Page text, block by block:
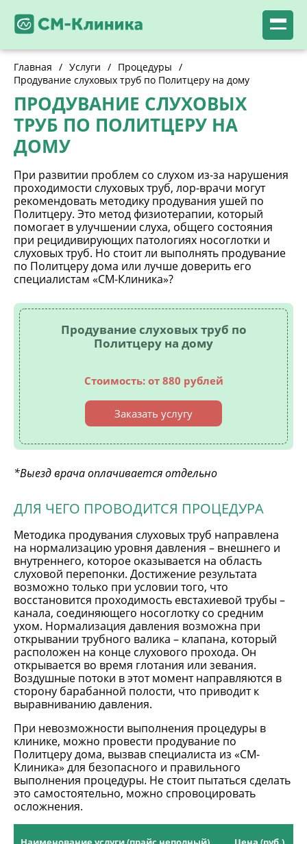
Главная / Услуги / Процедуры /
Продувание слуховых труб по Политцеру на дому
ПРОДУВАНИЕ СЛУХОВЫХ
ТРУБ ПО ПОЛИТЦЕРУ НА
ДОМУ
При развитии проблем со слухом из-за нарушения
проходимости слуховых труб, лор-врачи могут
рекомендовать методику продувания ушей по
Политцеру. Это метод физиотерапии, который
помогает в улучшении слуха, общего состояния
при рецидивирующих патологиях носоглотки и
слуховых труб. Но стоит ли выполнять продувание
по Политцеру дома или лучше доверить его
специалистам «СМ-Клиника»?
Продувание слуховых труб по
Политцеру на дому
Стоимость: от 880 рублей
Заказать услугу
*Выезд врача оплачивается отдельно
ДЛЯ ЧЕГО ПРОВОДИТСЯ ПРОЦЕДУРА
Методика продувания слуховых труб направлена
на нормализацию уровня давления – внешнего и
внутреннего, которое оказывается на область
слуховой перепонки. Достижение результата
возможно только при условии того, что
восстановится проходимость евстахиевой трубы –
канала, соединяющего носоглотку со средним
ухом. Нормализация давления возможна при
открывании трубного валика – клапана, который
расположен на конце слухового прохода. Он
открывается во время глотания или зевания.
Воздушные потоки в этот момент направляются в
сторону барабанной полости, что приводит к
выравниванию давления.
При невозможности выполнения процедуры в
клинике, можно провести продувание по
Политцеру дома, вызвав специалиста из «СМ-
Клиника» для безопасного и правильного
выполнения процедуры. Не стоит пытаться сделать
это самостоятельно, можно спровоцировать
осложнения.